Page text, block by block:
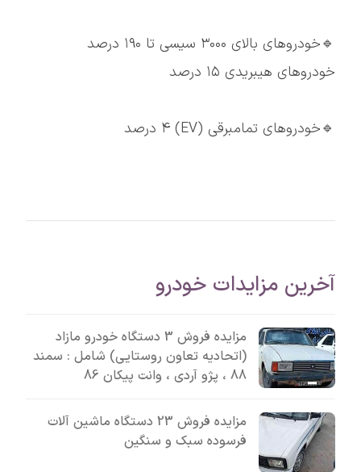
🔹خودروهای بالای ۳۰۰۰ سیسی تا ۱۹۰ درصد
خودروهای هیبریدی ۱۵ درصد
🔹خودروهای تمامبرقی (EV) ۴ درصد
آخرین مزایدات خودرو
مزایده فروش 3 دستگاه خودرو مازاد
(اتحادیه تعاون روستایی) شامل : سمند
88 ، پژو آردی ، وانت پیکان 86
مزایده فروش 23 دستگاه ماشین آلات
فرسوده سبک و سنگین